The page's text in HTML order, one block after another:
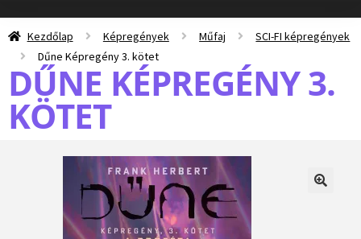
Kezdőlap Képregények Műfaj
SCI-FI képregények
Dűne Képregény 3. kötet
DŰNE KÉPREGÉNY 3.
KÖTET